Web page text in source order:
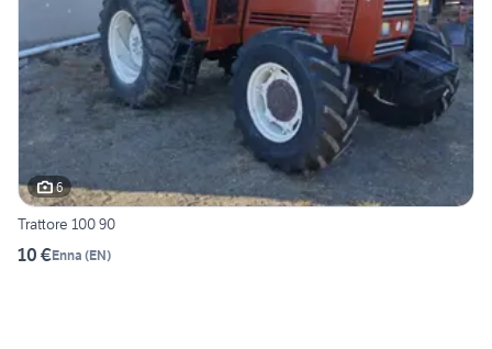
6
Trattore 100 90
10 €Enna (EN)